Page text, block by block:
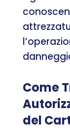
Come
del